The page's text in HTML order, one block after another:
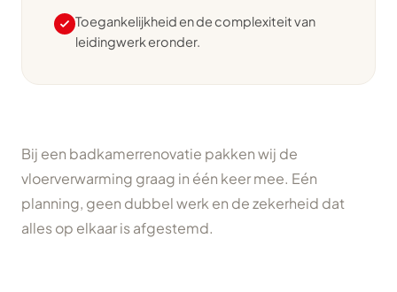
Toegankelijkheid en de complexiteit van
leidingwerk eronder.
Bij een badkamerrenovatie pakken wij de
vloerverwarming graag in één keer mee. Eén
planning, geen dubbel werk en de zekerheid dat
alles op elkaar is afgestemd.